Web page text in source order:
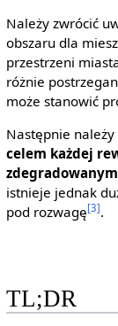
Należy zwrócić
obszaru dla
przestrzeni
różnie
może stanowić
Następnie
celem każdej
istnieje jednak
pod rozwagę[3].
TL;DR